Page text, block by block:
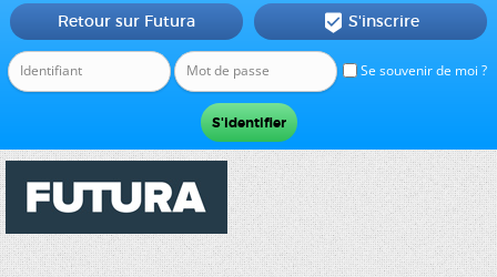
Se souvenir de moi ?
Retour sur Futura  S'inscrire